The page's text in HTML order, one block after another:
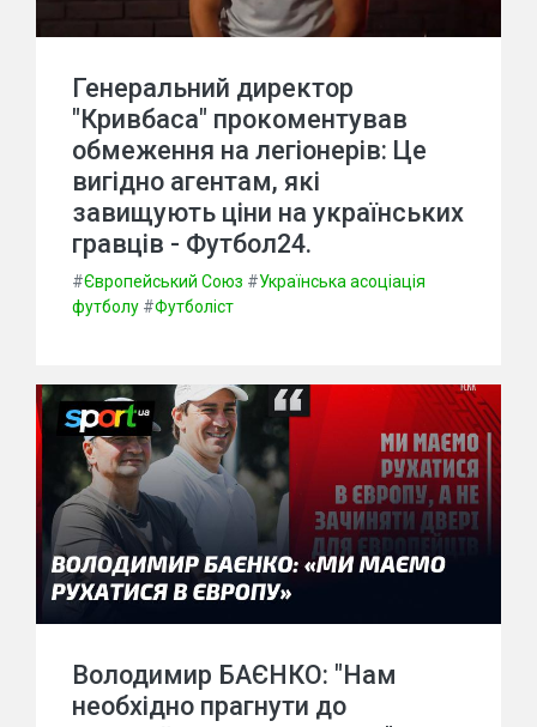
Генеральний директор
"Кривбаса" прокоментував
обмеження на легіонерів: Це
вигідно агентам, які
завищують ціни на українських
гравців - Футбол24.
#Європейський Союз #Українська асоціація
футболу #Футболіст
Володимир БАЄНКО: "Нам
необхідно прагнути до